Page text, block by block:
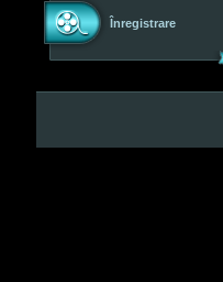
Înregistrare